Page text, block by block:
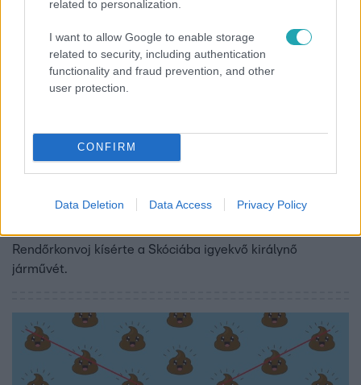
related to personalization.
I want to allow Google to enable storage
related to security, including authentication
functionality and fraud prevention, and other
user protection.
CONFIRM
Data Deletion Data Access Privacy Policy
2022. július 21. 14:35
Rendőrkonvoj kísérte a Skóciába igyekvő királynő
járművét.